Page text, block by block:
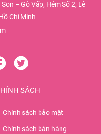
– Gò Vấp, Hẻm Số 2, Lê
Chí Minh
SÁCH
Chính sách bảo mật
Chính sách bán hàng